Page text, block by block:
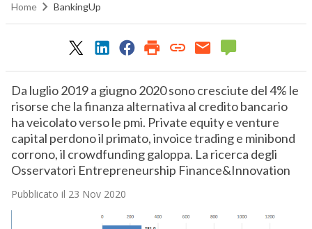
Home BankingUp
Da luglio 2019 a giugno 2020 sono cresciute del 4% le
risorse che la finanza alternativa al credito bancario
ha veicolato verso le pmi. Private equity e venture
capital perdono il primato, invoice trading e minibond
corrono, il crowdfunding galoppa. La ricerca degli
Osservatori Entrepreneurship Finance&Innovation
Pubblicato il 23 Nov 2020